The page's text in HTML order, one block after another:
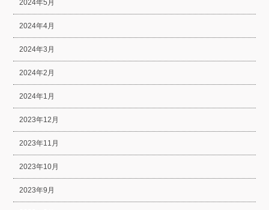
2024年5月
2024年4月
2024年3月
2024年2月
2024年1月
2023年12月
2023年11月
2023年10月
2023年9月